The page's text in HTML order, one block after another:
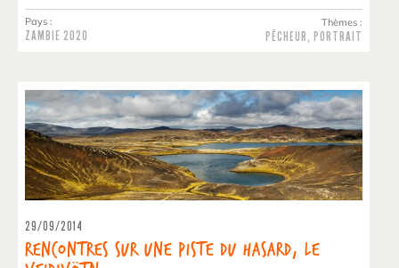
Pays :
ZAMBIE 2020
Thèmes :
PÊCHEUR, PORTRAIT
29/09/2014
Rencontres sur une piste du hasard, le